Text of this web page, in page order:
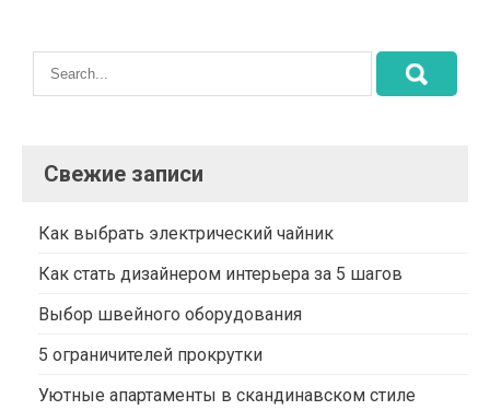
Свежие записи
Как выбрать электрический чайник
Как стать дизайнером интерьера за 5 шагов
Выбор швейного оборудования
5 ограничителей прокрутки
Уютные апартаменты в скандинавском стиле